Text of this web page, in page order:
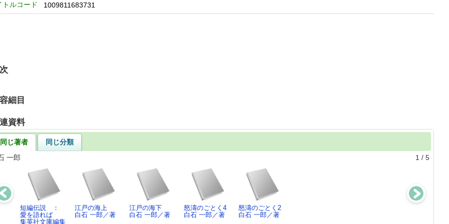
トルコード 1009811683731
細目
資料
同じ著者
同じ分類
一郎
1 / 5
短編伝説 ：
愛を語れば
集英社文庫編集
江戸の海上
白石 一郎／著
江戸の海下
白石 一郎／著
怒濤のごとく4
白石 一郎／著
怒濤のごとく2
白石 一郎／著